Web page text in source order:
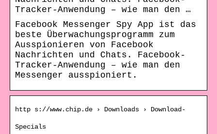
Tracker-Anwendung – wie man den …
Facebook Messenger Spy App ist das
beste Überwachungsprogramm zum
Ausspionieren von Facebook
Nachrichten und Chats. Facebook-
Tracker-Anwendung – wie man den
Messenger ausspioniert.
http s://www.chip.de › Downloads › Download-
Specials